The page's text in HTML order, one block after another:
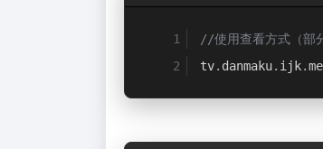
//使用查看方式（部
tv. danmaku. ijk.